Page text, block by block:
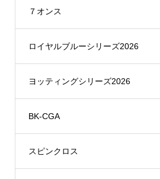
７オンス
ロイヤルブルーシリーズ2026
ヨッティングシリーズ2026
BK-CGA
スピンクロス